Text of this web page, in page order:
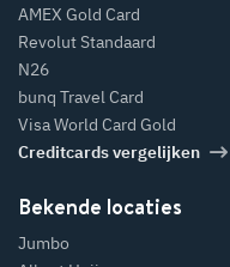
AMEX Gold Card
Revolut Standaard
N26
bunq Travel Card
Visa World Card Gold
Creditcards vergelijken
Bekende locaties
Jumbo